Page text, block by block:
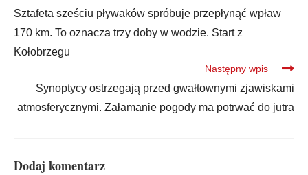
Sztafeta sześciu pływaków spróbuje przepłynąć wpław
170 km. To oznacza trzy doby w wodzie. Start z
Kołobrzegu
Następny wpis
Synoptycy ostrzegają przed gwałtownymi zjawiskami
atmosferycznymi. Załamanie pogody ma potrwać do jutra
Dodaj komentarz